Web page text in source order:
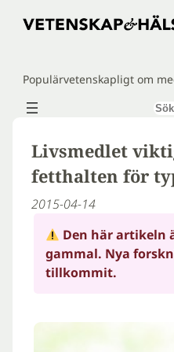
Hoppa
Populärvetenskapligt om
Sök
Livsmedlet
fetthalten för
2015-04-14
Den här artikeln
gammal. Nya
tillkommit.